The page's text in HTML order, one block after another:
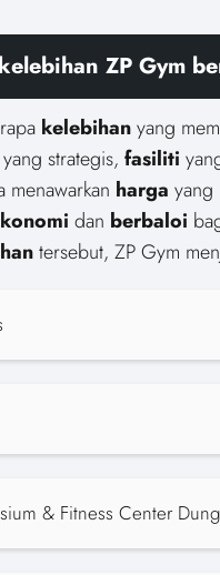
ZP Gym
kelebihanyang
yang strategis, fasiliti
menawarkan harga yang
dan berbaloi
tersebut, ZP Gym
& Fitness Center